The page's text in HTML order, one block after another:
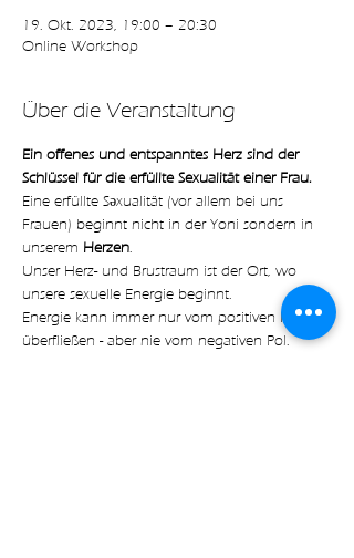
19. Okt. 2023, 19:00 – 20:30
Online Workshop
Über die Veranstaltung
Ein offenes und entspanntes Herz sind der
Schlüssel für die erfüllte Sexualität einer Frau.
Eine erfüllte Sǝxualität (vor allem bei uns
Frauen) beginnt nicht in der Yoni sondern in
unserem Herzen.
Unser Herz- und Brustraum ist der Ort, wo
unsere sexuelle Energie beginnt.
Energie kann immer nur vom positiven Pol
überfließen - aber nie vom negativen Pol.